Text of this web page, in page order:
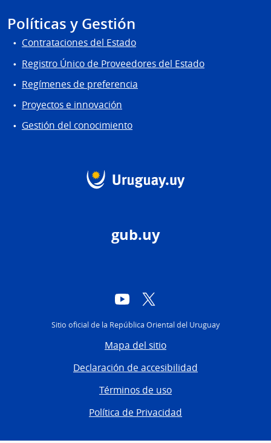
Políticas y Gestión
Contrataciones del Estado
Registro Único de Proveedores del Estado
Regímenes de preferencia
Proyectos e innovación
Gestión del conocimiento
gub.uy
YouTube
Sitio oficial de la República Oriental del Uruguay
Mapa del sitio
Declaración de accesibilidad
Términos de uso
Política de Privacidad